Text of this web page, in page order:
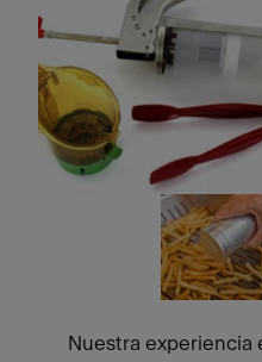
Nuestra experiencia